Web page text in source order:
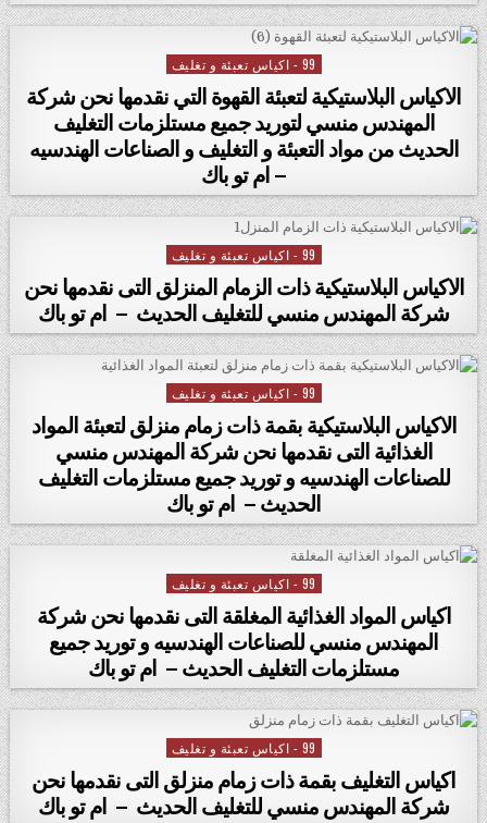
Posted in
99 - اكياس تعبئة و تغليف
الاكياس البلاستيكية لتعبئة القهوة التي نقدمها نحن شركة
المهندس منسي لتوريد جميع مستلزمات التغليف
الحديث من مواد التعبئة و التغليف و الصناعات الهندسيه
– ام تو باك
Posted in
99 - اكياس تعبئة و تغليف
الاكياس البلاستيكية ذات الزمام المنزلق التى نقدمها نحن
شركة المهندس منسي للتغليف الحديث – ام تو باك
Posted in
99 - اكياس تعبئة و تغليف
الاكياس البلاستيكية بقمة ذات زمام منزلق لتعبئة المواد
الغذائية التى نقدمها نحن شركة المهندس منسي
للصناعات الهندسيه و توريد جميع مستلزمات التغليف
الحديث – ام تو باك
Posted in
99 - اكياس تعبئة و تغليف
اكياس المواد الغذائية المغلقة التى نقدمها نحن شركة
المهندس منسي للصناعات الهندسيه و توريد جميع
مستلزمات التغليف الحديث – ام تو باك
Posted in
99 - اكياس تعبئة و تغليف
اكياس التغليف بقمة ذات زمام منزلق التى نقدمها نحن
شركة المهندس منسي للتغليف الحديث – ام تو باك